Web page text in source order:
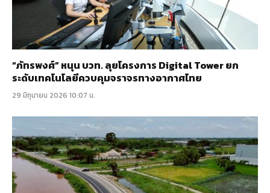
“ภัทรพงศ์” หนุน บวท. ลุยโครงการ Digital Tower ยก
ระดับเทคโนโลยีควบคุมจราจรทางอากาศไทย
29 มิถุนายน 2026 10:07 น.